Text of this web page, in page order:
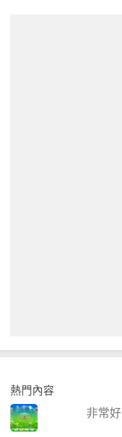
熱門內容
非常